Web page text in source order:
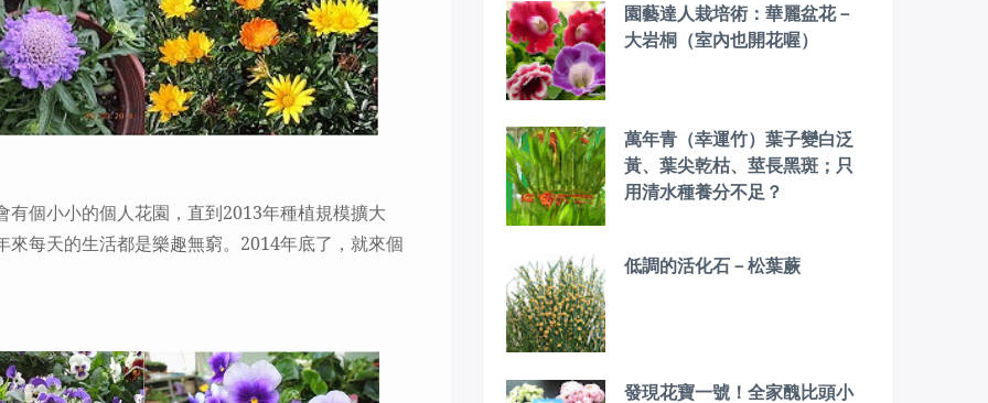
有個小小的個人花園，直到2013年種植規模擴大
每天的生活都是樂趣無窮。 2014年底了，就來個
園藝達人栽培術：華麗盆花－
大岩桐（室內也開花喔）
萬年青（幸運竹）葉子變白泛
黃、葉尖乾枯、莖長黑斑；只
用清水種養分不足？
低調的活化石－松葉蕨
發現花寶一號！全家醜比頭小